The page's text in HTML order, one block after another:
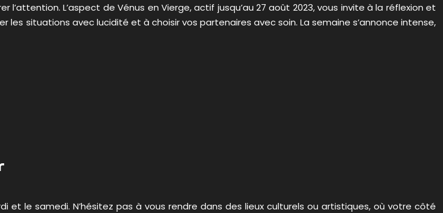
L’aspect de Vénus en Vierge, actif jusqu’au 27 août 2023, vous invite à la réflexion et
situations avec lucidité et à choisir vos partenaires avec soin. La semaine s’annonce intense,
le samedi. N’hésitez pas à vous rendre dans des lieux culturels ou artistiques, où votre côté